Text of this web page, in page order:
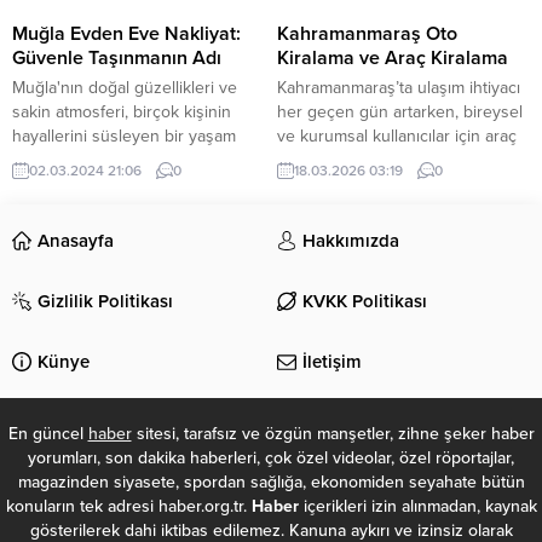
açığa çıkarmak için bizzat
Sermaye...
haber kategorileri arasında asayiş
haberleri, son dakika haberleri,
finans, magazin, spor, gündem
gibi konular...
Muğla Evden Eve Nakliyat:
Güvenle Taşınmanın Adı
Muğla'nın doğal güzellikleri ve
sakin atmosferi, birçok kişinin
hayallerini süsleyen bir yaşam
alanı olma özelliğini taşır. Bu
güzel bölgede ev değiştirmek,
anlamına gelir. Ancak, taşınma
süreci genellikle stresli ve zorlu
devreye giren Muğla evden eve
taşınmanın anahtarını...
02.03.2024 21:06 0
Kahramanmaraş Oto
Kiralama ve Araç Kiralama
Kahramanmaraş’ta ulaşım ihtiyacı
her geçen gün artarken, bireysel
ve kurumsal kullanıcılar için araç
kiralama hizmetleri büyük önem
kazanıyor. Özellikle kısa süreli
planları ve özel günler için araç
kiralama hizmeti pratik ve
alanda Kahramanmaraş’ta
arasında Tayfun...
18.03.2026 03:19 0
Anasayfa Hakkımızda
Gizlilik Politikası KVKK Politikası
Künye İletişim
En güncel habersitesi, tarafsız ve özgün manşetler, zihne şeker haber
yorumları, son dakika haberleri, çok özel videolar, özel röportajlar,
magazinden siyasete, spordan sağlığa, ekonomiden seyahate bütün
konuların tek adresi haber.org.tr. Haberiçerikleri izin alınmadan, kaynak
gösterilerek dahi iktibas edilemez. Kanuna aykırı ve izinsiz olarak